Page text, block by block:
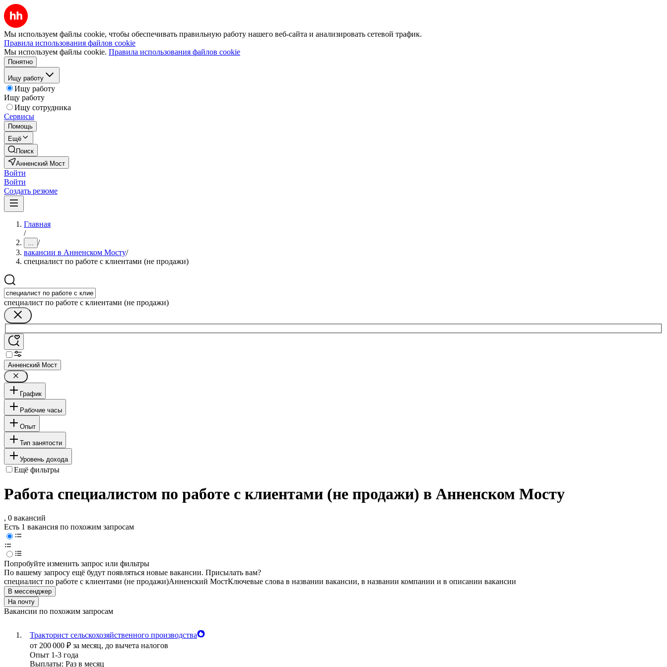
Мы используем файлы cookie, чтобы обеспечивать правильную работу нашего веб-сайта и анализировать сетевой трафик.
Правила использования файлов cookie
Мы используем файлы cookie. Правила использования файлов cookie
Понятно
Ищу работу
Ищу работу
Ищу работу
Ищу сотрудника
Сервисы
Помощь
Ещё
Поиск
Анненский Мост
Войти
Войти
Создать резюме
Главная
/
... /
вакансии в Анненском Мосту/
специалист по работе с клиентами (не продажи)
специалист по работе с клиентами (не продажи)
Анненский Мост
График
Рабочие часы
Опыт
Тип занятости
Уровень дохода
Ещё фильтры
Работа специалистом по работе с клиентами (не продажи) в Анненском Мосту
, 0 вакансий
Есть 1 вакансия по похожим запросам
Попробуйте изменить запрос или фильтры
По вашему запросу ещё будут появляться новые вакансии. Присылать вам?
специалист по работе с клиентами (не продажи)Анненский МостКлючевые слова в названии вакансии, в названии компании и в описании вакансии
В мессенджер
На почту
Вакансии по похожим запросам
Тракторист сельскохозяйственного производства
от 200 000 ₽ за месяц, до вычета налогов
Опыт 1-3 года
Выплаты: Раз в месяц